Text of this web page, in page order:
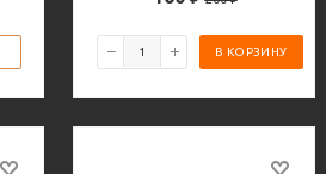
В КОРЗИНУ